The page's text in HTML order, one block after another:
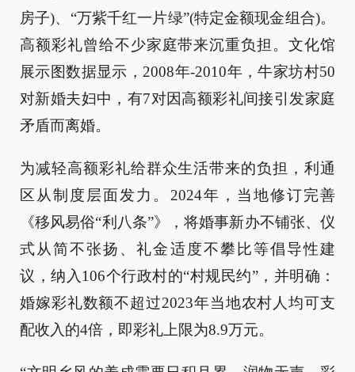
房子)、“万紫千红一片绿”(特定金额现金组合)。
高额彩礼曾给不少家庭带来沉重负担。文化馆
展示图数据显示，2008年-2010年，牛家坊村50
对新婚夫妇中，有7对因高额彩礼间接引发家庭
矛盾而离婚。
为减轻高额彩礼给群众生活带来的负担，利通
区从制度层面发力。2024年，当地修订完善
《移风易俗“利八条”》，将婚事新办不铺张、仪
式从简不张扬、礼金适度不攀比等倡导性建
议，纳入106个行政村的“村规民约”，并明确：
婚嫁彩礼数额不超过2023年当地农村人均可支
配收入的4倍，即彩礼上限为8.9万元。